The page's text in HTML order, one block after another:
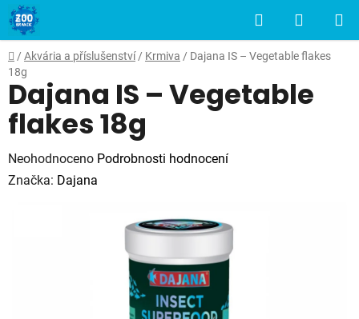
Přejít
na
obsah
Hledat
KOŠÍK
Domů
/ Akvária a příslušenství / Krmiva / Dajana IS – Vegetable flakes
18g
Dajana IS – Vegetable
flakes 18g
Průměrné
hodnocení
Neohodnoceno Podrobnosti hodnocení
Značka: Dajana